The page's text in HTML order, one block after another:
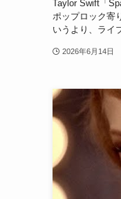
Taylor Swift「
ポップロック寄
いうより、ライ
2026年6月14日